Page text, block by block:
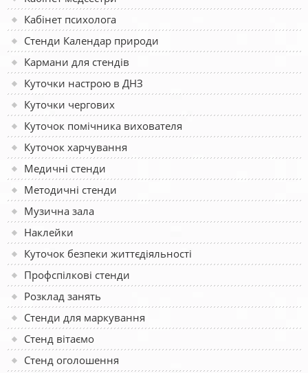
Кабінет психолога
Стенди Календар природи
Кармани для стендів
Куточки настрою в ДНЗ
Куточки чергових
Куточок помічника вихователя
Куточок харчування
Медичні стенди
Методичні стенди
Музична зала
Наклейки
Куточок безпеки життєдіяльності
Профспілкові стенди
Розклад занять
Стенди для маркування
Стенд вітаємо
Стенд оголошення